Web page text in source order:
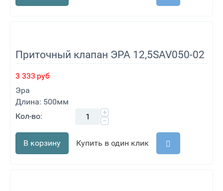
Приточный клапан ЭРА 12,5SAV050-02
3 333 руб
Эра
Длина: 500мм
Кол-во:
+
−
В корзину Купить в один клик